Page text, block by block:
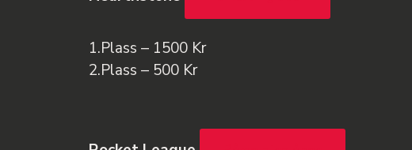
1.Plass – 1500 Kr
2.Plass – 500 Kr